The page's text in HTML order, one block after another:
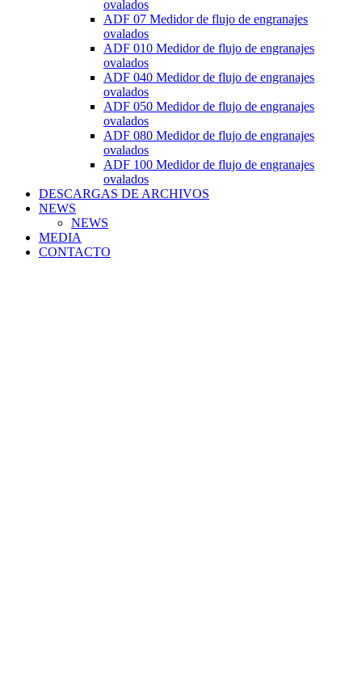
ovalados
ADF 07 Medidor de flujo de engranajes
ovalados
ADF 010 Medidor de flujo de engranajes
ovalados
ADF 040 Medidor de flujo de engranajes
ovalados
ADF 050 Medidor de flujo de engranajes
ovalados
ADF 080 Medidor de flujo de engranajes
ovalados
ADF 100 Medidor de flujo de engranajes
ovalados
DESCARGAS DE ARCHIVOS
NEWS
NEWS
MEDIA
CONTACTO